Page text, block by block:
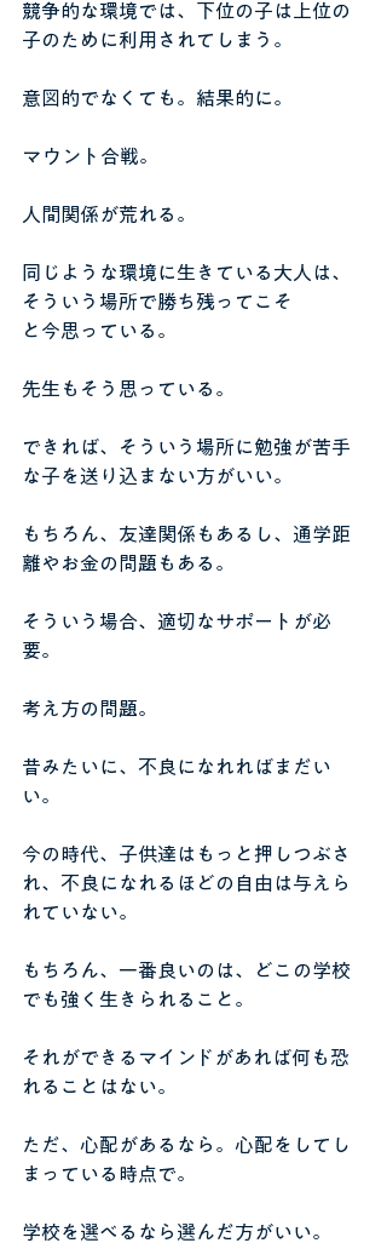
競争的な環境では、下位の子は上位の
子のために利用されてしまう。
意図的でなくても。結果的に。
マウント合戦。
人間関係が荒れる。
同じような環境に生きている大人は、
そういう場所で勝ち残ってこそ
と今思っている。
先生もそう思っている。
できれば、そういう場所に勉強が苦手
な子を送り込まない方がいい。
もちろん、友達関係もあるし、通学距
離やお金の問題もある。
そういう場合、適切なサポートが必
要。
考え方の問題。
昔みたいに、不良になれればまだい
い。
今の時代、子供達はもっと押しつぶさ
れ、不良になれるほどの自由は与えら
れていない。
もちろん、一番良いのは、どこの学校
でも強く生きられること。
それができるマインドがあれば何も恐
れることはない。
ただ、心配があるなら。心配をしてし
まっている時点で。
学校を選べるなら選んだ方がいい。